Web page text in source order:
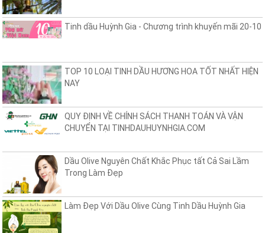
Tinh dầu Huỳnh Gia - Chương trình khuyến mãi 20-10
TOP 10 LOẠI TINH DẦU HƯƠNG HOA TỐT NHẤT HIỆN
NAY
QUY ĐỊNH VỀ CHÍNH SÁCH THANH TOÁN VÀ VẬN
CHUYỂN TẠI TINHDAUHUYNHGIA.COM
Dầu Olive Nguyên Chất Khắc Phục tất Cả Sai Lầm
Trong Làm Đẹp
Làm Đẹp Với Dầu Olive Cùng Tinh Dầu Huỳnh Gia